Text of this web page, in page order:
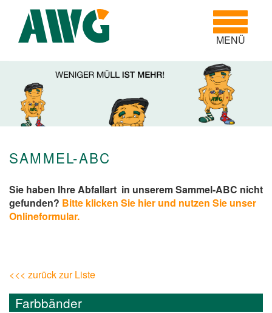
Toggle
MENÜ
SAMMEL-ABC
Sie haben Ihre Abfallart in unserem Sammel-ABC nicht
gefunden? Bitte klicken Sie hier und nutzen Sie unser
Onlineformular.
<<< zurück zur Liste
Farbbänder